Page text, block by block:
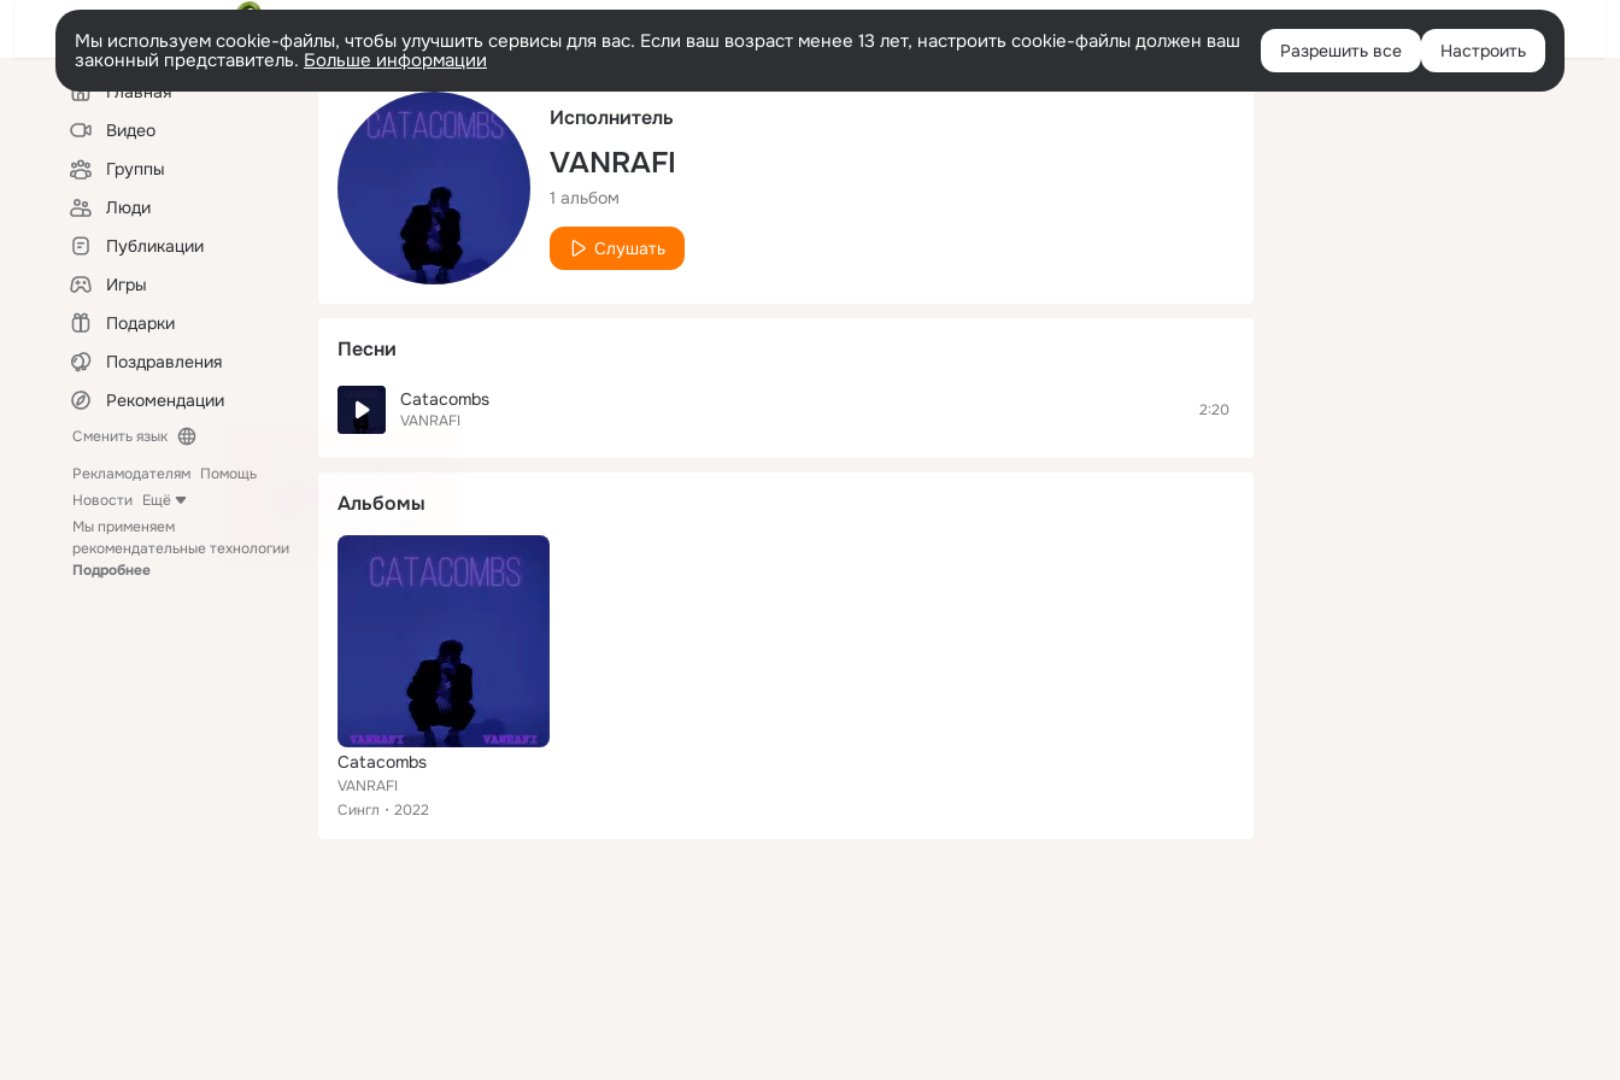
Русский Войти
Мы используем cookie-файлы, чтобы улучшить сервисы для вас. Если ваш возраст менее 13 лет, настроить cookie-файлы должен ваш
законный представитель. Больше информации Разрешить все Настроить
Левая
колонкаГлавная
Видео
Группы
Люди
Публикации
Игры
Подарки
Поздравления
Рекомендации
Сменить язык
Рекламодателям Помощь
Новости Ещё
Мы применяем
рекомендательные технологии
Подробнее
Исполнитель
VANRAFI
1 альбом
Слушать
Песни
Catacombs
VANRAFI
2:20
Альбомы
Catacombs
VANRAFI
Сингл
2022